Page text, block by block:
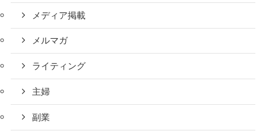
メディア掲載
メルマガ
ライティング
主婦
副業